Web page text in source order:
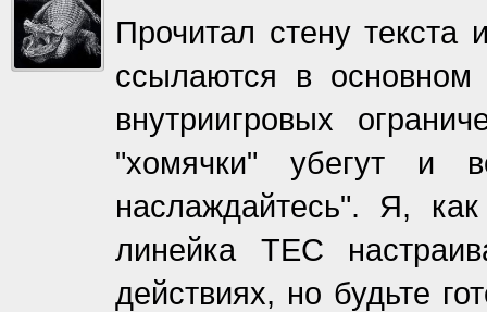
Прочитал стену текста
ссылаются в
внутриигровых
"хомячки" убегут и
наслаждайтесь". Я,
линейка ТЕС
действиях, но будьте